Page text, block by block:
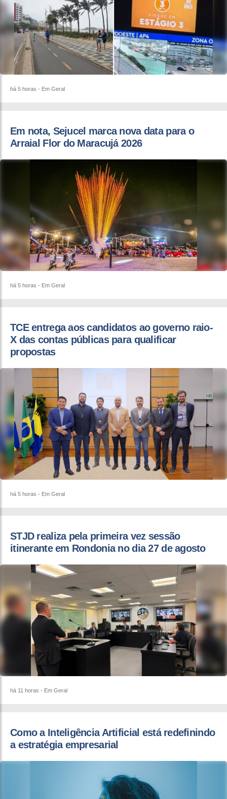
há 5 horas - Em Geral
Em nota, Sejucel marca nova data para o
Arraial Flor do Maracujá 2026
há 5 horas - Em Geral
TCE entrega aos candidatos ao governo raio-
X das contas públicas para qualificar
propostas
há 5 horas - Em Geral
STJD realiza pela primeira vez sessão
itinerante em Rondonia no dia 27 de agosto
há 11 horas - Em Geral
Como a Inteligência Artificial está redefinindo
a estratégia empresarial